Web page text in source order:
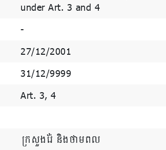
under Art. 3 and 4
-
27/12/2001
31/12/9999
Art. 3, 4
ក្រសួងរ៉ែ និងថាមពល